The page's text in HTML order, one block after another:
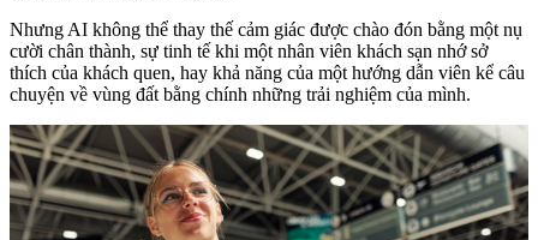
Nhưng AI không thể thay thế cảm giác được chào đón bằng một nụ
cười chân thành, sự tinh tế khi một nhân viên khách sạn nhớ sở
thích của khách quen, hay khả năng của một hướng dẫn viên kể câu
chuyện về vùng đất bằng chính những trải nghiệm của mình.